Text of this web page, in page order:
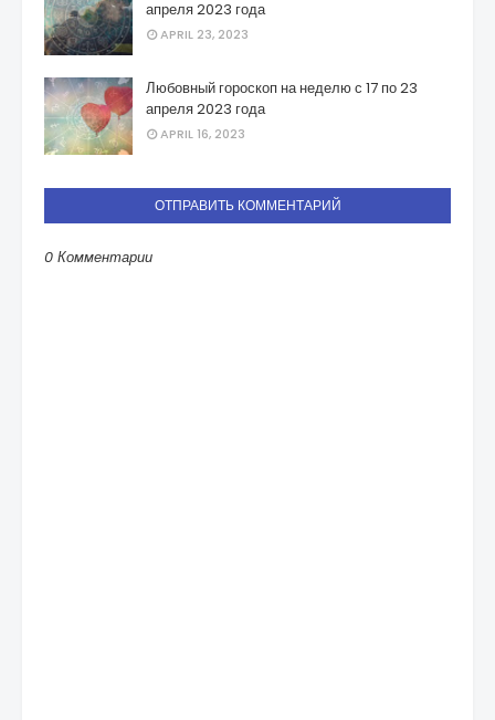
апреля 2023 года
APRIL 23, 2023
Любовный гороскоп на неделю с 17 по 23
апреля 2023 года
APRIL 16, 2023
ОТПРАВИТЬ КОММЕНТАРИЙ
0 Комментарии